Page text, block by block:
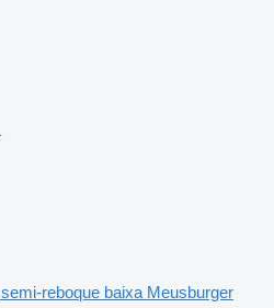
semi-reboque baixa Meusburger